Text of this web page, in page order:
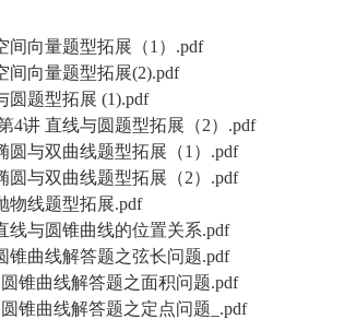
向量题型拓展（1）.pdf
向量题型拓展(2).pdf
题型拓展 (1).pdf
直线与圆题型拓展（2）.pdf
与双曲线题型拓展（1）.pdf
与双曲线题型拓展（2）.pdf
线题型拓展.pdf
与圆锥曲线的位置关系.pdf
曲线解答题之弦长问题.pdf
曲线解答题之面积问题.pdf
曲线解答题之定点问题_.pdf